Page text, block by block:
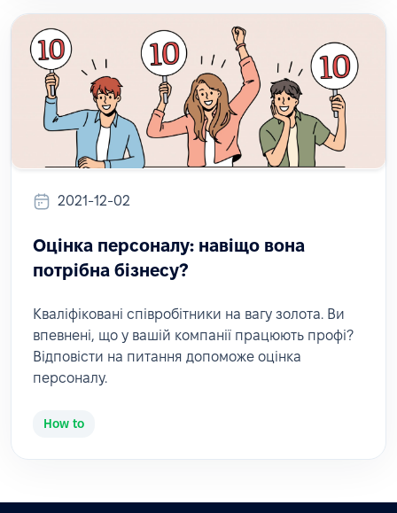
2021-12-02
Оцінка персоналу: навіщо вона
потрібна бізнесу?
Кваліфіковані співробітники на вагу золота. Ви
впевнені, що у вашій компанії працюють профі?
Відповісти на питання допоможе оцінка
персоналу.
How to